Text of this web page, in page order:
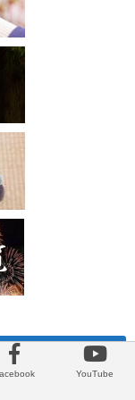
YouTube